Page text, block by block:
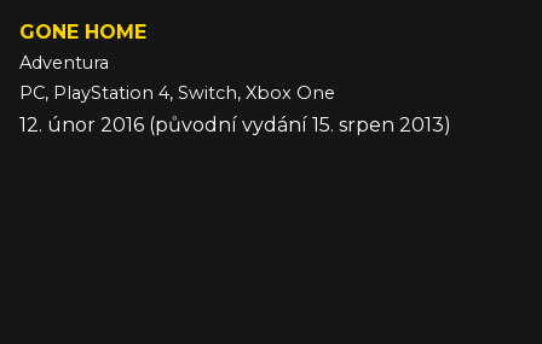
GONE HOME
Adventura
PC, PlayStation 4, Switch, Xbox One
12. únor 2016 (původní vydání 15. srpen 2013)